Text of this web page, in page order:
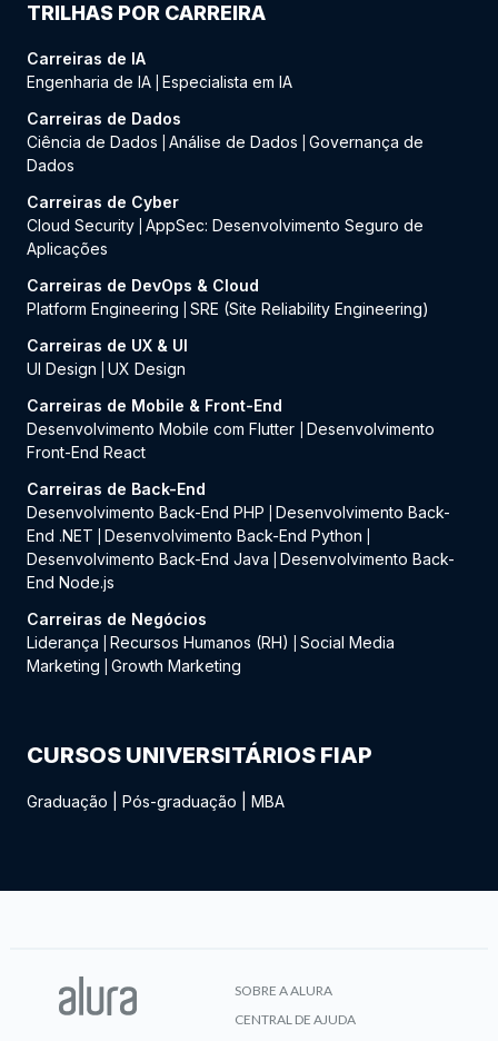
TRILHAS POR CARREIRA
Carreiras de IA
Engenharia de IA Especialista em IA
Carreiras de Dados
Ciência de Dados
Análise de Dados
Governança de
Dados
Carreiras de Cyber
Cloud Security AppSec: Desenvolvimento Seguro de
Aplicações
Carreiras de DevOps & Cloud
Platform Engineering
SRE (Site Reliability Engineering)
Carreiras de UX & UI
UI Design
UX Design
Carreiras de Mobile & Front-End
Desenvolvimento Mobile com Flutter
Desenvolvimento
Front-End React
Carreiras de Back-End
Desenvolvimento Back-End PHP
Desenvolvimento Back-
End .NET
Desenvolvimento Back-End Python
Desenvolvimento Back-End Java
Desenvolvimento Back-
End Node.js
Carreiras de Negócios
Liderança
Recursos Humanos (RH)
Social Media
Marketing
Growth Marketing
CURSOS UNIVERSITÁRIOS FIAP
Graduação Pós-graduação MBA
SOBRE A ALURA
CENTRAL DE AJUDA